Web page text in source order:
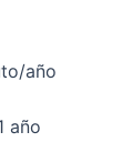
año
año